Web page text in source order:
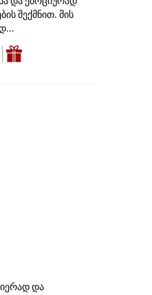
შექმნით. მის
და